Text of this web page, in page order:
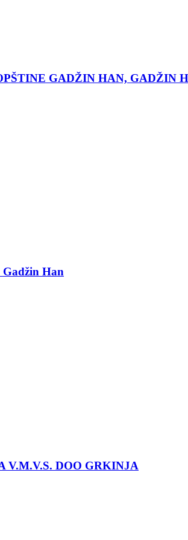
GADŽIN HAN, GADŽIN
Gadžin Han
V.M.V.S. DOO GRKINJA